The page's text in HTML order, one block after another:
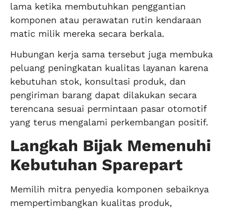
lama ketika membutuhkan penggantian
komponen atau perawatan rutin kendaraan
matic milik mereka secara berkala.
Hubungan kerja sama tersebut juga membuka
peluang peningkatan kualitas layanan karena
kebutuhan stok, konsultasi produk, dan
pengiriman barang dapat dilakukan secara
terencana sesuai permintaan pasar otomotif
yang terus mengalami perkembangan positif.
Langkah Bijak Memenuhi
Kebutuhan Sparepart
Memilih mitra penyedia komponen sebaiknya
mempertimbangkan kualitas produk,